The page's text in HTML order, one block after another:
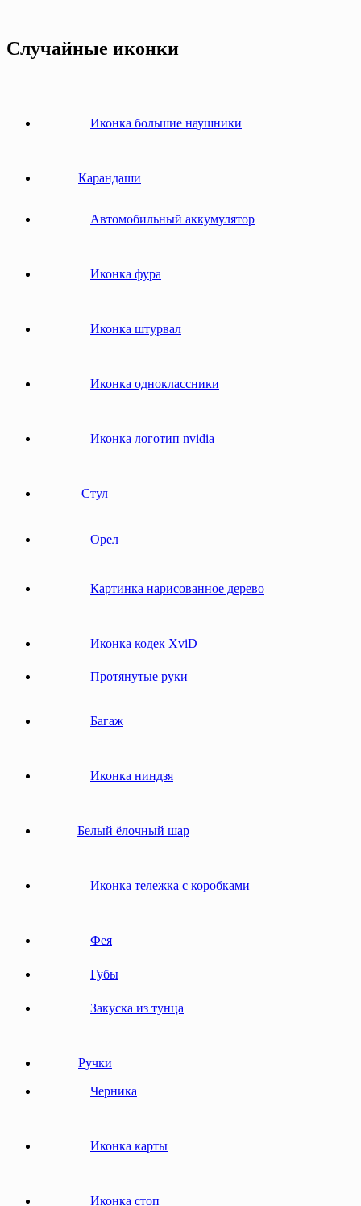
Случайные иконки
Иконка большие наушники
Карандаши
Автомобильный аккумулятор
Иконка фура
Иконка штурвал
Иконка одноклассники
Иконка логотип nvidia
Стул
Орел
Картинка нарисованное дерево
Иконка кодек XviD
Протянутые руки
Багаж
Иконка ниндзя
Белый ёлочный шар
Иконка тележка с коробками
Фея
Губы
Закуска из тунца
Ручки
Черника
Иконка карты
Иконка стоп